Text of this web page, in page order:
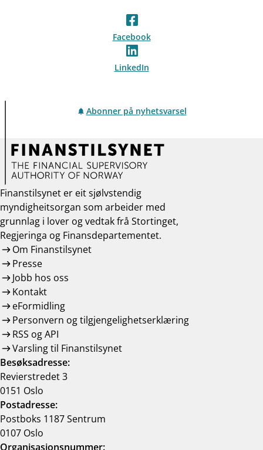
Facebook
LinkedIn
Abonner på nyhetsvarsel
Finanstilsynet er eit sjølvstendig
myndigheitsorgan som arbeider med
grunnlag i lover og vedtak frå Stortinget,
Regjeringa og Finansdepartementet.
Om Finanstilsynet
Presse
Jobb hos oss
Kontakt
eFormidling
Personvern og tilgjengelighetserklæring
RSS og API
Varsling til Finanstilsynet
Besøksadresse:
Revierstredet 3
0151 Oslo
Postadresse:
Postboks 1187 Sentrum
0107 Oslo
Organisasjonsnummer: